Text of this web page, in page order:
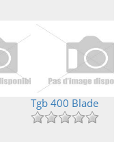
Tgb 400 Blade